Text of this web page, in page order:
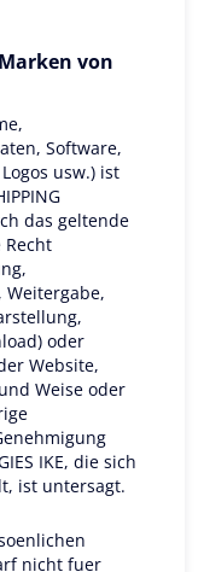
von
Software,
usw.) ist
das geltende
oder
Website,
Weise oder
IKE, die sich
ist untersagt.
nicht fuer